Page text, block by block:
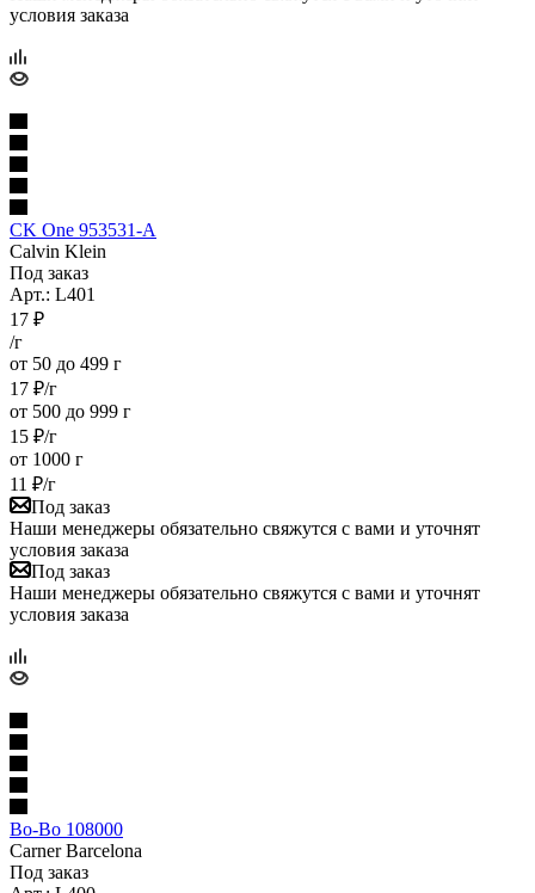
условия заказа
CK One 953531-A
Calvin Klein
Под заказ
Арт.: L401
17 ₽
/г
от 50 до 499 г
17 ₽/г
от 500 до 999 г
15 ₽/г
от 1000 г
11 ₽/г
Под заказ
Наши менеджеры обязательно свяжутся с вами и уточнят
условия заказа
Под заказ
Наши менеджеры обязательно свяжутся с вами и уточнят
условия заказа
Bo-Bo 108000
Carner Barcelona
Под заказ